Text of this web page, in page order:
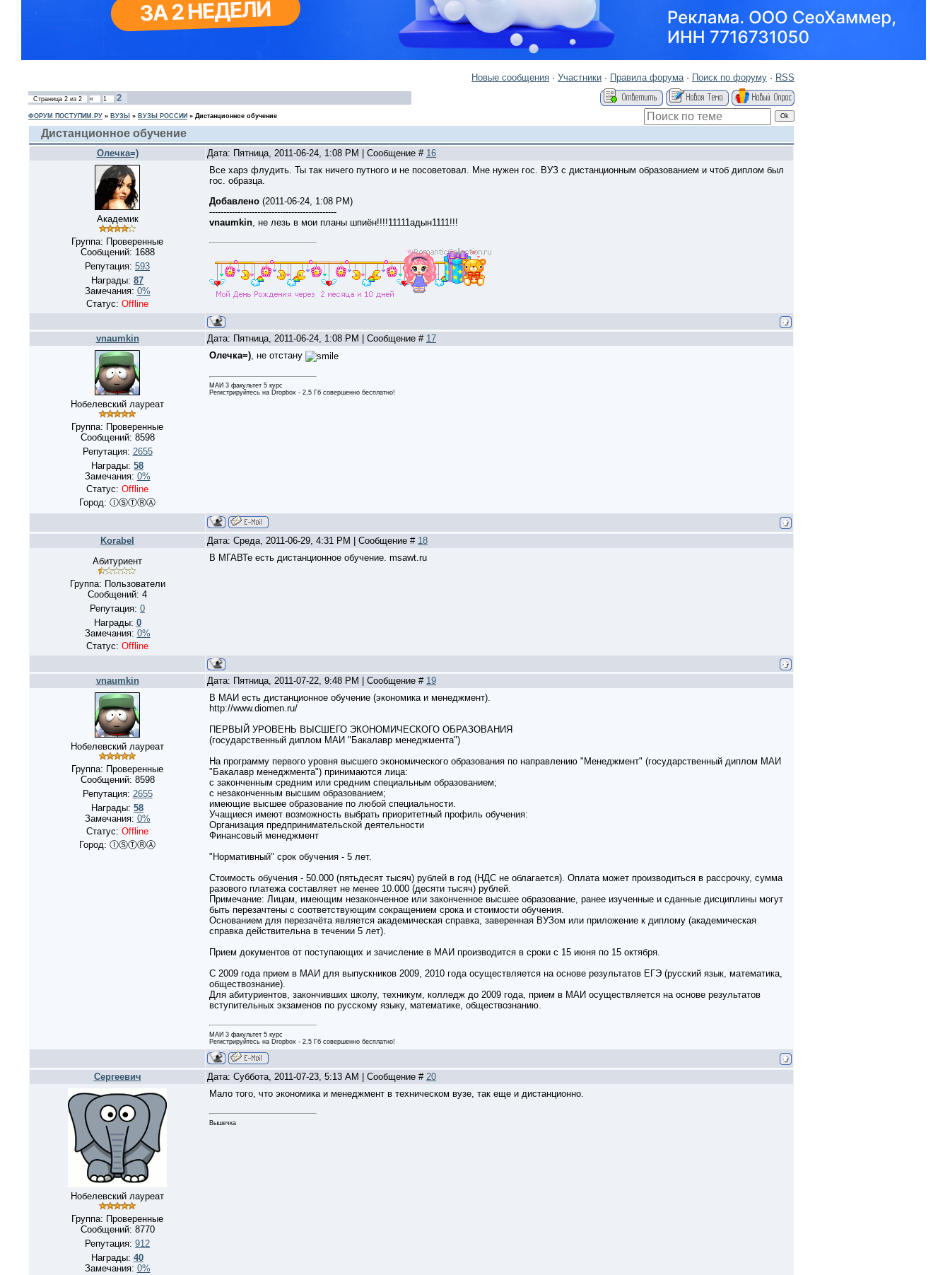
Новые сообщения · Участники · Правила форума· Поиск по форуму · RSS
Страница 2 из 2 « 1 2
ФОРУМ ПОСТУПИМ.РУ » ВУЗЫ » ВУЗЫ РОССИИ » Дистанционное обучение
Дистанционное обучение
Олечка=) Дата: Пятница, 2011-06-24, 1:08 PM | Сообщение # 16
Академик
Группа: Проверенные
Сообщений: 1688
Репутация: 593
Награды: 87
Замечания: 0%
Статус: Offline
Все харэ флудить. Ты так ничего путного и не посоветовал. Мне нужен гос. ВУЗ с дистанционным образованием и чтоб диплом был
гос. образца.
Добавлено (2011-06-24, 1:08 PM)
---------------------------------------------
vnaumkin , не лезь в мои планы шпиён!!!!11111адын1111!!!
vnaumkin Дата: Пятница, 2011-06-24, 1:08 PM | Сообщение # 17
Нобелевский лауреат
Группа: Проверенные
Сообщений: 8598
Репутация: 2655
Награды: 58
Замечания: 0%
Статус: Offline
Город: ⒾⓈⓉⓇⒶ
Олечка=), не отстану
МАИ 3 факультет 5 курс
Регистрируйтесь на Dropbox - 2,5 Гб совершенно бесплатно!
Korabel Дата: Среда, 2011-06-29, 4:31 PM | Сообщение # 18
Абитуриент
Группа: Пользователи
Сообщений: 4
Репутация: 0
Награды: 0
Замечания: 0%
Статус: Offline
В МГАВТе есть дистанционное обучение. msawt.ru
vnaumkin Дата: Пятница, 2011-07-22, 9:48 PM | Сообщение # 19
Нобелевский лауреат
Группа: Проверенные
Сообщений: 8598
Репутация: 2655
Награды: 58
Замечания: 0%
Статус: Offline
Город: ⒾⓈⓉⓇⒶ
В МАИ есть дистанционное обучение (экономика и менеджмент).
http://www.diomen.ru/
ПЕРВЫЙ УРОВЕНЬ ВЫСШЕГО ЭКОНОМИЧЕСКОГО ОБРАЗОВАНИЯ
(государственный диплом МАИ "Бакалавр менеджмента")
На программу первого уровня высшего экономического образования по направлению "Менеджмент" (государственный диплом МАИ
"Бакалавр менеджмента") принимаются лица:
с законченным средним или средним специальным образованием;
с незаконченным высшим образованием;
имеющие высшее образование по любой специальности.
Учащиеся имеют возможность выбрать приоритетный профиль обучения:
Организация предпринимательской деятельности
Финансовый менеджмент
"Нормативный" срок обучения - 5 лет.
Стоимость обучения - 50.000 (пятьдесят тысяч) рублей в год (НДС не облагается). Оплата может производиться в рассрочку, сумма
разового платежа составляет не менее 10.000 (десяти тысяч) рублей.
Примечание: Лицам, имеющим незаконченное или законченное высшее образование, ранее изученные и сданные дисциплины могут
быть перезачтены с соответствующим сокращением срока и стоимости обучения.
Основанием для перезачёта является академическая справка, заверенная ВУЗом или приложение к диплому (академическая
справка действительна в течении 5 лет).
Прием документов от поступающих и зачисление в МАИ производится в сроки с 15 июня по 15 октября.
С 2009 года прием в МАИ для выпускников 2009, 2010 года осуществляется на основе результатов ЕГЭ (русский язык, математика,
обществознание).
Для абитуриентов, закончивших школу, техникум, колледж до 2009 года, прием в МАИ осуществляется на основе результатов
вступительных экзаменов по русскому языку, математике, обществознанию.
МАИ 3 факультет 5 курс
Регистрируйтесь на Dropbox - 2,5 Гб совершенно бесплатно!
Сергеевич Дата: Суббота, 2011-07-23, 5:13 AM | Сообщение # 20
Нобелевский лауреат
Группа: Проверенные
Сообщений: 8770
Репутация: 912
Награды: 40
Замечания: 0%
Мало того, что экономика и менеджмент в техническом вузе, так еще и дистанционно.
Вышечка